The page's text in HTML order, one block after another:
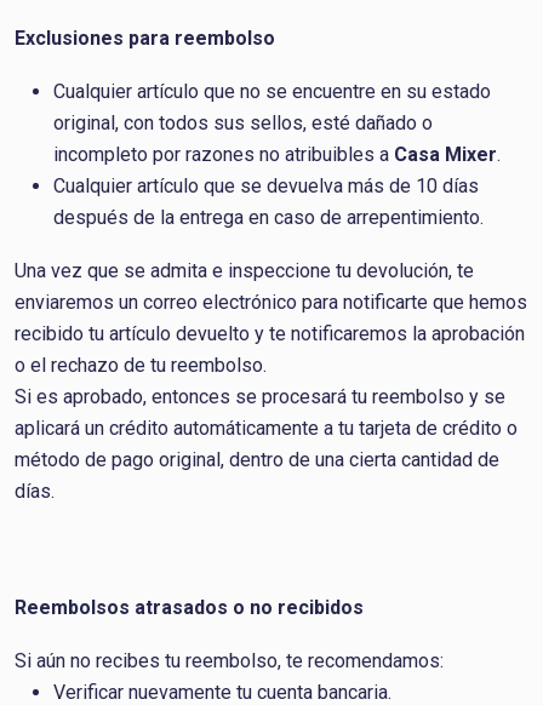
Exclusiones para reembolso
Cualquier artículo que no se encuentre en su estado
original, con todos sus sellos, esté dañado o
incompleto por razones no atribuibles a Casa Mixer.
Cualquier artículo que se devuelva más de 10 días
después de la entrega en caso de arrepentimiento.
Una vez que se admita e inspeccione tu devolución, te
enviaremos un correo electrónico para notificarte que hemos
recibido tu artículo devuelto y te notificaremos la aprobación
o el rechazo de tu reembolso.
Si es aprobado, entonces se procesará tu reembolso y se
aplicará un crédito automáticamente a tu tarjeta de crédito o
método de pago original, dentro de una cierta cantidad de
días.
Reembolsos atrasados ​​o no recibidos
Si aún no recibes tu reembolso, te recomendamos:
Verificar nuevamente tu cuenta bancaria.